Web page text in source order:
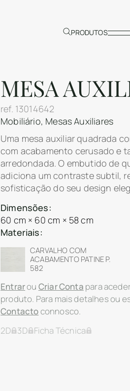
PRODUTOS
MESA
ref. 13014642
Mobiliário, Mesas Auxiliares
Uma mesa auxiliar quadrada
com acabamento cerusado e
arredondada. O embutido de
adiciona um contraste subtil,
sofisticação do seu design
Dimensões:
60 cm × 60 cm × 58 cm
Materiais:
CARVALHO COM
ACABAMENTO PATINE P.
582
Entrarou Criar Conta para
produto. Para mais detalhes ou
Contactoconnosco.
2D
3D Ficha Técnica